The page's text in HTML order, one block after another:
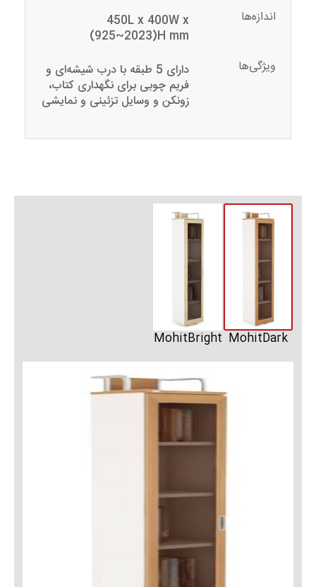
اندازه‌ها
450L x 400W x
(925~2023)H mm
ویژگی‌ها
دارای 5 طبقه با درب شیشه‌ای و
فریم چوبی برای نگهداری کتاب،
زونکن و وسایل تزئینی و نمایشی
MohitDark
MohitBright